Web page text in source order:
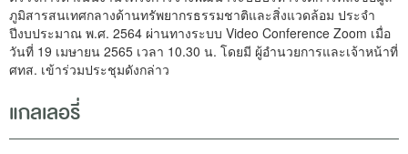
ภูมิสารสนเทศกลางด้านทรัพยากรธรรมชาติและสิ่งแวดล้อม ประจำ
ปีงบประมาณ พ.ศ. 2564 ผ่านทางระบบ Video Conference Zoom เมื่อ
วันที่ 19 เมษายน 2565 เวลา 10.30 น. โดยมี ผู้อำนวยการและเจ้าหน้าที่
ศทส. เข้าร่วมประชุมดังกล่าว
แกลเลอรี่